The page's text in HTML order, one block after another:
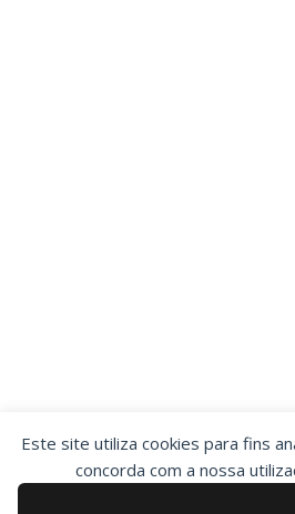
Este site utiliza cookies para fins
concorda com a nossa